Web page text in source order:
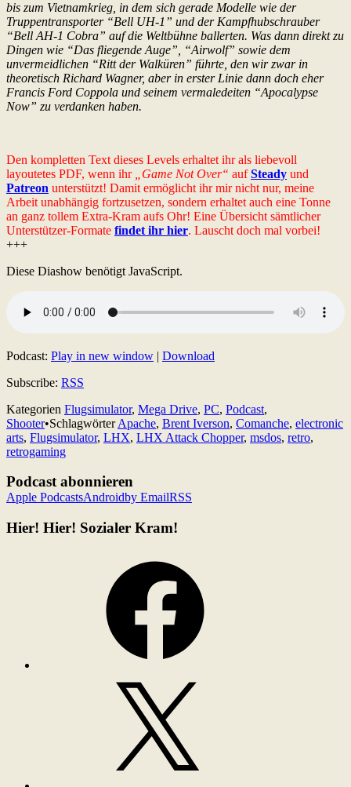
bis zum Vietnamkrieg, in dem sich gerade Modelle wie der
Truppentransporter “Bell UH-1” und der Kampfhubschrauber
“Bell AH-1 Cobra” auf die Weltbühne ballerten. Was dann direkt zu
Dingen wie “Das fliegende Auge”, “Airwolf” sowie dem
unvermeidlichen “Ritt der Walküren” führte, den wir zwar in
theoretisch Richard Wagner, aber in erster Linie dann doch eher
Francis Ford Coppola und seinem vermaledeiten “Apocalypse
Now” zu verdanken haben.
Den kompletten Text dieses Levels erhaltet ihr als liebevoll
layoutetes PDF, wenn ihr
„Game Not Over“ aufSteady und
Patreon unterstützt! Damit ermöglicht ihr mir nicht nur, meine
Arbeit unabhängig fortzusetzen, sondern erhaltet auch eine Tonne
an ganz tollem Extra-Kram aufs Ohr! Eine Übersicht sämtlicher
Unterstützer-Formate findet ihr hier. Lauscht doch mal vorbei!
+++
Diese Diashow benötigt JavaScript.
Podcast: Play in new window | Download
Subscribe: RSS
Kategorien Flugsimulator, Mega Drive, PC, Podcast,
Shooter•SchlagwörterApache, Brent Iverson, Comanche, electronic
arts, Flugsimulator, LHX, LHX Attack Chopper, msdos, retro,
retrogaming
Podcast abonnieren
Apple PodcastsAndroidby EmailRSS
Hier! Hier! Sozialer Kram!